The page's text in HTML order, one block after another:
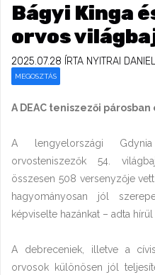
Bágyi Kinga
orvos
2025.07.28 ÍRTA NYITRAI
MEGOSZTÁS
A DEAC teniszezői
A lengyelországi
orvosteniszezők 54.
összesen 508 versenyzője
hagyományosan jól
képviselte hazánkat – adta hírül
A debreceniek, illetve a
orvosok különösen jól